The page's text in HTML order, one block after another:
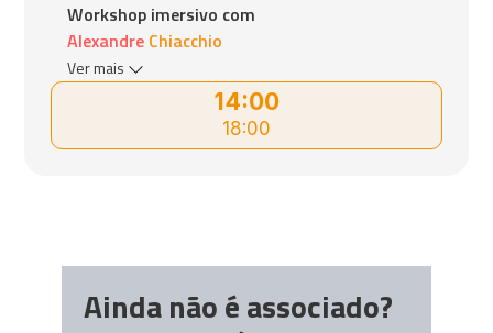
14:00
18:00
Workshop imersivo com
Alexandre Chiacchio
Ver mais
Ainda não é associado?